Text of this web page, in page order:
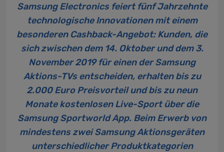
Samsung Electronics feiert fünf Jahrzehnte
technologische Innovationen mit einem
besonderen Cashback-Angebot: Kunden, die
sich zwischen dem 14. Oktober und dem 3.
November 2019 für einen der Samsung
Aktions-TVs entscheiden, erhalten bis zu
2.000 Euro Preisvorteil und bis zu neun
Monate kostenlosen Live-Sport über die
Samsung Sportworld App. Beim Erwerb von
mindestens zwei Samsung Aktionsgeräten
unterschiedlicher Produktkategorien